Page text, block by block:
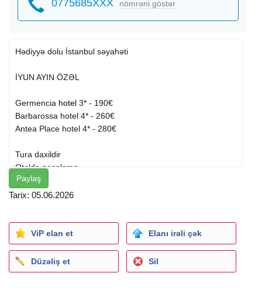
0775685XXX nömrəni göstər
Hədiyyə dolu İstanbul səyahəti
İYUN AYIN ÖZƏL
Germencia hotel 3* - 190€
Barbarossa hotel 4* - 260€
Antea Place hotel 4* - 280€
Tura daxildir
Oteldə gecələmə
Səhər qidalanması
Otel daxili xidmətlər
•Vip transfer + qarşılanma
•Axşam boğaz turu
(Gəmidə şam yeməyi+transfer daxil)
•Adlar turu
Paylaş
Tarix: 05.06.2026
ViP elan et Elanı irəli çək
Düzəliş et Sil